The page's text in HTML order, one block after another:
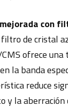
con
filtro de cristal
ofrece una
la banda
reduce
y la aberración